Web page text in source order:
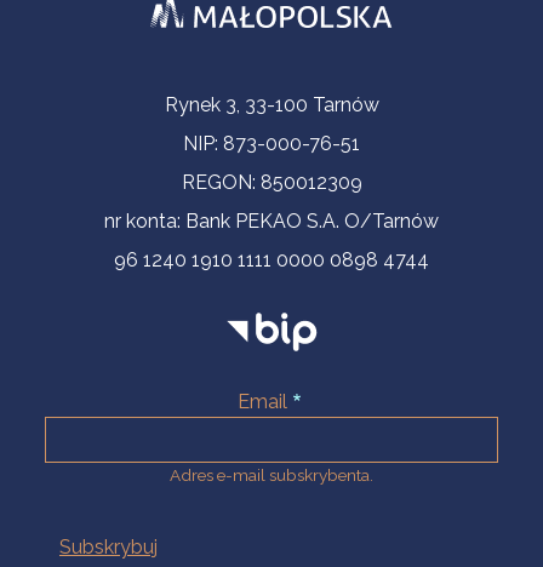
Informacje kontaktoweRynek 3, 33-100 Tarnów
NIP: 873-000-76-51
REGON: 850012309
nr konta: Bank PEKAO S.A. O/Tarnów
96 1240 1910 1111 0000 0898 4744
Email
Adres e-mail subskrybenta.